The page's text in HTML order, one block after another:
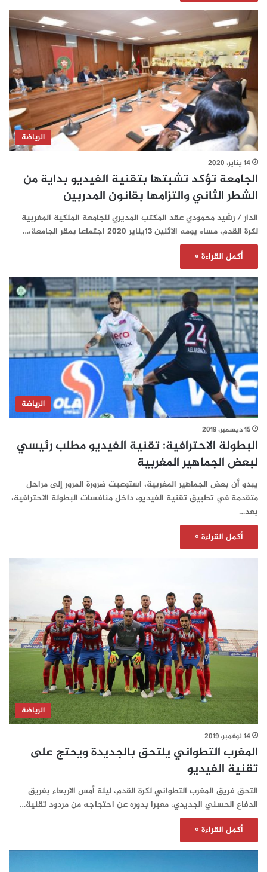
الرياضة
14 يناير، 2020
الجامعة تؤكد تشبتها بتقنية الفيديو بداية من
الشطر الثاني والتزامها بقانون المدربين
الدار / رشيد محمودي عقد المكتب المديري للجامعة الملكية المغربية
لكرة القدم، مساء يومه الاثنين 13يناير 2020 اجتماعا بمقر الجامعة،…
أكمل القراءة »
الرياضة
15 ديسمبر، 2019
البطولة الاحترافية: تقنية الفيديو مطلب رئيسي
لبعض الجماهير المغربية‎
يبدو أن بعض الجماهير المغربية، استوعبت ضرورة المرور إلى مراحل
متقدمة في تطبيق تقنية الفيديو، داخل منافسات البطولة الاحترافية،
بعد…
أكمل القراءة »
الرياضة
14 نوفمبر، 2019
المغرب التطواني يلتحق بالجديدة ويحتج على
تقنية الفيديو‎
التحق فريق المغرب التطواني لكرة القدم، ليلة أمس الاربعاء بفريق
الدفاع الحسني الجديدي، معبرا بدوره عن احتجاجه من مردود تقنية…
أكمل القراءة »